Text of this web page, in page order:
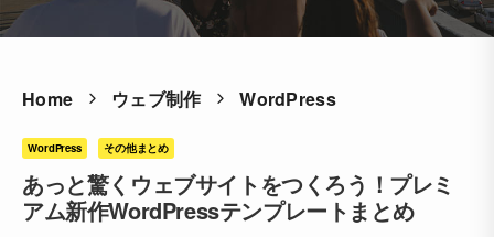
Home ウェブ制作 WordPress
WordPress その他まとめ
あっと驚くウェブサイトをつくろう！プレミ
アム新作WordPressテンプレートまとめ